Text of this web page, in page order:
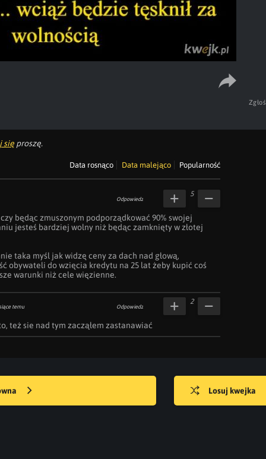
Zgłoś
sięproszę.
Data rosnąco Data malejąco Popularność
Odpowiedz
będąc zmuszonym podporządkować 90% swojej
jesteś bardziej wolny niż będąc zamknięty w złotej
taka myśl jak widzę ceny za dach nad głową,
obywateli do wzięcia kredytu na 25 lat żeby kupić coś
warunki niż cele więzienne.
5
temu Odpowiedz
też sie nad tym zacząłem zastanawiać
2
Losuj kwejka